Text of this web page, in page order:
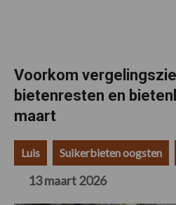
Voorkom
bietenresten en
maart
Luis Suikerbieten oogsten
13 maart 2026